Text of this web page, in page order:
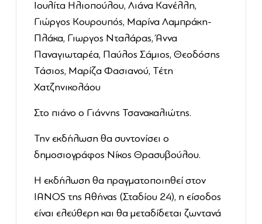
Ιουλίτα Ηλιοπούλου, Λιάνα Κανέλλη,
Γιώργος Κουρουπός, Μαρίνα Λαμπράκη-
Πλάκα, Γιωργος Νταλάρας, Άννα
Παναγιωταρέα, Παύλος Σάμιος, Θεοδόσης
Τάσιος, Μαρίζα Φασιανού, Τέτη
Χατζηνικολάου
Στο πιάνο ο Γιάννης Τσανακαλιώτης.
Την εκδήλωση θα συντονίσει ο
δημοσιογράφος Νίκος Θρασυβούλου.
Η εκδήλωση θα πραγματοποιηθεί στον
ΙΑΝΟS της Αθήνας (Σταδίου 24), η είσοδος
είναι ελεύθερη και θα μεταδίδεται ζωντανά